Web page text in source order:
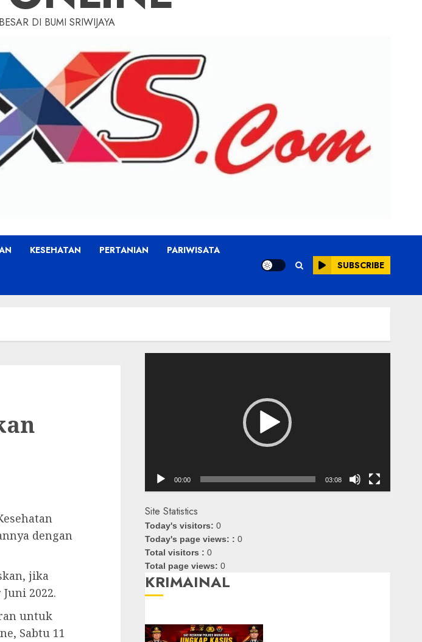
DI BUMI SRIWIJAYA
KESEHATAN PERTANIAN PARIWISATA
SUBSCRIBE
dengan
jika
2022.
untuk
Sabtu 11
00:00 03:08
Site Statistics
Today's visitors: 0
Today's page views: : 0
Total visitors : 0
Total page views: 0
KRIMAINAL